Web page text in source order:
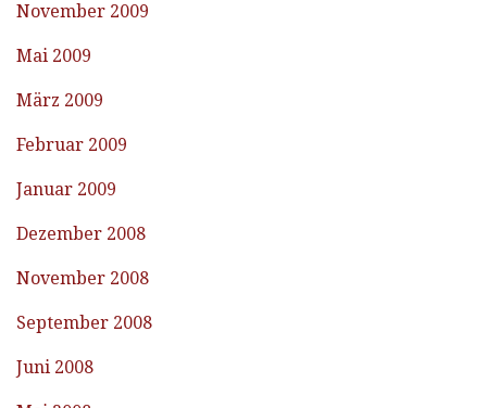
November 2009
Mai 2009
März 2009
Februar 2009
Januar 2009
Dezember 2008
November 2008
September 2008
Juni 2008